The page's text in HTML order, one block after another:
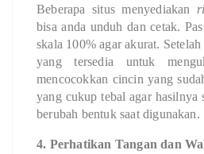
Beberapa situs menyediakan
bisa anda unduh dan cetak.
skala 100% agar akurat.
yang tersedia untuk
mencocokkan cincin yang
yang cukup tebal agar hasilnya
berubah bentuk saat digunakan.
4. Perhatikan Tangan dan